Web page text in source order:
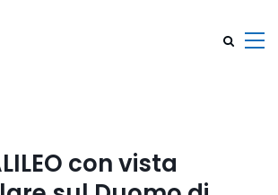
con vista